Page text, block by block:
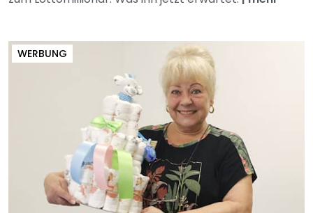
WERBUNG